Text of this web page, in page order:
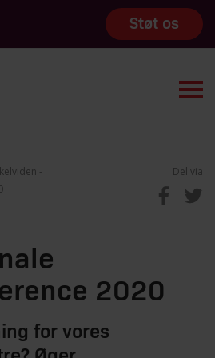
Støt os
Del via
2020
for vores